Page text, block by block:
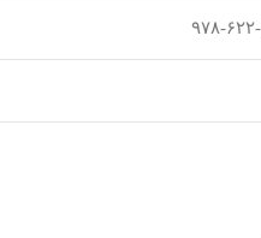
۲۲-۶